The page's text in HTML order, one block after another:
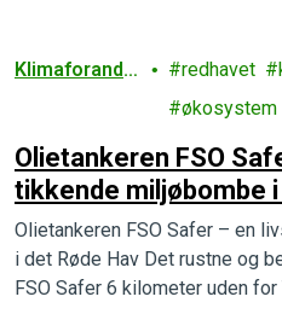
Klimaforandri
redhavet
økosystem
Olietankeren FSO
tikkende miljøbombe
Olietankeren FSO Safer – en
i det Røde Hav Det rustne og
FSO Safer 6 kilometer uden